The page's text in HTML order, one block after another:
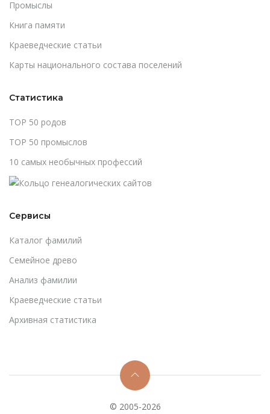
Промыслы
Книга памяти
Краеведческие статьи
Карты национального состава поселений
Статистика
TOP 50 родов
TOP 50 промыслов
10 самых необычных профессий
Сервисы
Каталог фамилий
Cемейное древо
Анализ фамилии
Краеведческие статьи
Архивная статистика
© 2005-2026